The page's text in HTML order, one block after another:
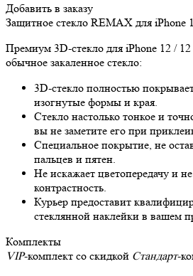
Добавить в заказу
Защитное стекло REMAX для iPhone
Премиум 3D-стекло для iPhone 12 / 12
обычное закаленное стекло:
3D-стекло полностью
изогнутые формы и края.
Стекло настолько тонкое и
вы не заметите его при
Специальное покрытие, не
пальцев и пятен.
Не искажает цветопередачу и
контрастность.
Курьер предоставит
стеклянной наклейки в вашем
Комплекты
VIP-комплект со скидкой Стандарт-